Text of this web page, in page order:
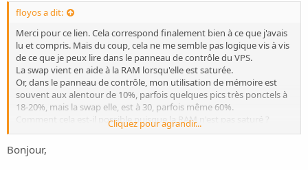
floyos a dit:
Merci pour ce lien. Cela correspond finalement bien à ce que j'avais
lu et compris. Mais du coup, cela ne me semble pas logique vis à vis
de ce que je peux lire dans le panneau de contrôle du VPS.
La swap vient en aide à la RAM lorsqu'elle est saturée.
Or, dans le panneau de contrôle, mon utilisation de mémoire est
souvent aux alentour de 10%, parfois quelques pics très ponctels à
18-20%, mais la swap elle, est à 30, parfois même 60%.
Comment cela est-il possible puisque la RAM n'est pas saturé ?
Merci pour votre lumière
Cliquez pour agrandir...
Bonjour,